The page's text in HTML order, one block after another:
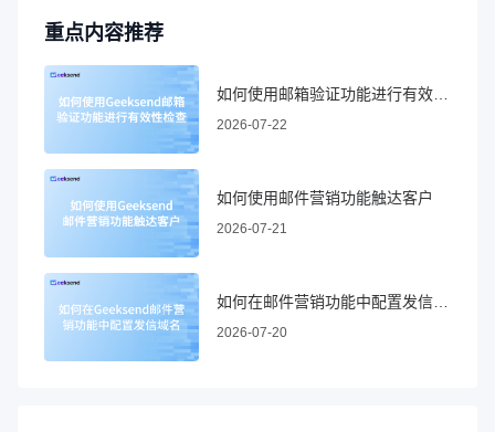
重点内容推荐
2026-07-22
如何使用邮件营销功能触达客户
2026-07-21
2026-07-20